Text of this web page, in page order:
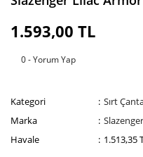
1.593,00 TL
0 - Yorum Yap
Kategori
Sırt
Marka
Slazenger
Havale
1.513,35